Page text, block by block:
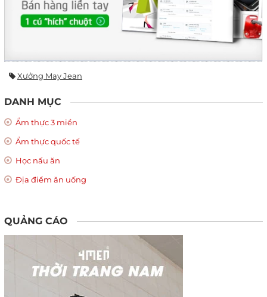
Xưởng May Jean
DANH MỤC
Ẩm thực 3 miền
Ẩm thực quốc tế
Học nấu ăn
Địa điểm ăn uống
QUẢNG CÁO